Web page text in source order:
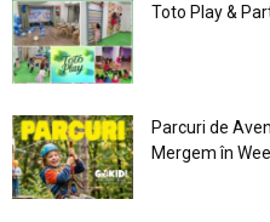
Toto Play &
Parcuri de
Mergem în